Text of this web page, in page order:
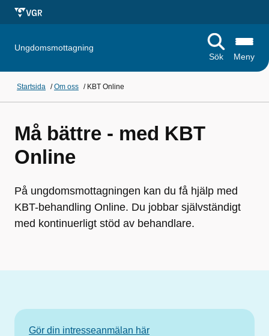
Ungdomsmottagning
Sök
Meny
Startsida /Om oss / KBT Online
Må bättre - med KBT
Online
På ungdomsmottagningen kan du få hjälp med
KBT-behandling Online. Du jobbar självständigt
med kontinuerligt stöd av behandlare.
Gör din intresseanmälan här